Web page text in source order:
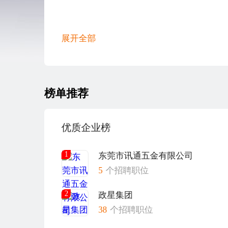
展开全部
榜单推荐
优质企业榜
1
东莞市讯通五金有限公司
5 个招聘职位
2
政星集团
38 个招聘职位